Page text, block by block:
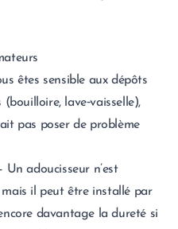
êtes sensible aux dépôts
lave‑vaisselle),
pas poser de problème
Un adoucisseur n’est
mais il peut être installé par
davantage la dureté si